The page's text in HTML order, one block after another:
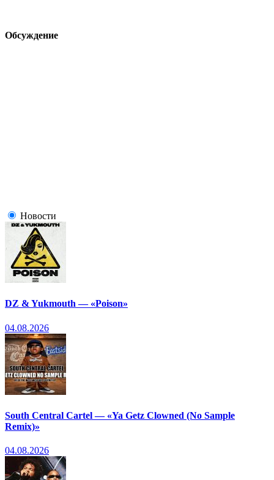
Обсуждение
Новости
DZ & Yukmouth — «Poison»
04.08.2026
South Central Cartel — «Ya Getz Clowned (No Sample
Remix)»
04.08.2026